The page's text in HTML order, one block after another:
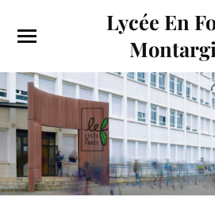
Lycée En